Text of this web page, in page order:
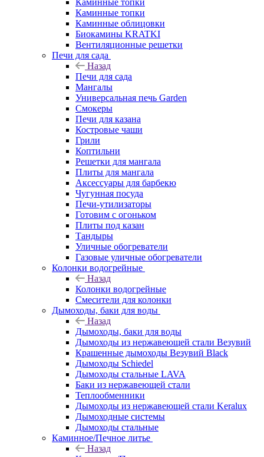
Каминные топки
Каминные топки
Каминные облицовки
Биокамины KRATKI
Вентиляционные решетки
Печи для сада
Назад
Печи для сада
Мангалы
Универсальная печь Garden
Смокеры
Печи для казана
Костровые чаши
Грили
Коптильни
Решетки для мангала
Плиты для мангала
Аксессуары для барбекю
Чугунная посуда
Печи-утилизаторы
Готовим с огоньком
Плиты под казан
Тандыры
Уличные обогреватели
Газовые уличные обогреватели
Колонки водогрейные
Назад
Колонки водогрейные
Смесители для колонки
Дымоходы, баки для воды
Назад
Дымоходы, баки для воды
Дымоходы из нержавеющей стали Везувий
Крашенные дымоходы Везувий Black
Дымоходы Schiedel
Дымоходы стальные LAVA
Баки из нержавеющей стали
Теплообменники
Дымоходы из нержавеющей стали Keralux
Дымоходные системы
Дымоходы стальные
Каминное/Печное литье
Назад